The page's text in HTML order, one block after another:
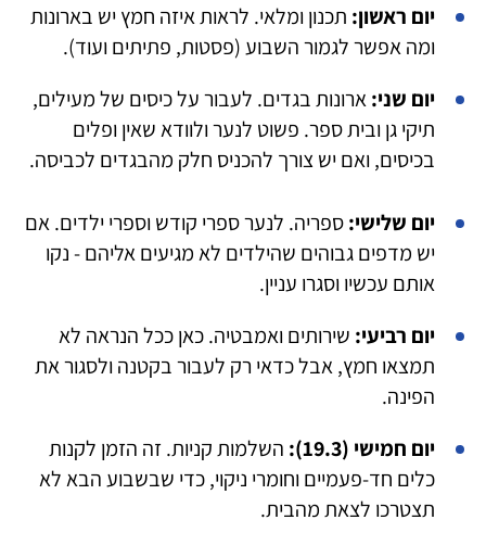
יום ראשון: תכנון ומלאי. לראות איזה חמץ יש בארונות
ומה אפשר לגמור השבוע (פסטות, פתיתים ועוד).
יום שני:ארונות בגדים. לעבור על כיסים של מעילים,
תיקי גן ובית ספר. פשוט לנער ולוודא שאין ופלים
בכיסים, ואם יש צורך להכניס חלק מהבגדים לכביסה.
יום שלישי:ספריה. לנער ספרי קודש וספרי ילדים. אם
יש מדפים גבוהים שהילדים לא מגיעים אליהם - נקו
אותם עכשיו וסגרו עניין.
יום רביעי: שירותים ואמבטיה. כאן ככל הנראה לא
תמצאו חמץ, אבל כדאי רק לעבור בקטנה ולסגור את
הפינה.
יום חמישי (19.3):
השלמות קניות. זה הזמן לקנות
כלים חד-פעמיים וחומרי ניקוי, כדי שבשבוע הבא לא
תצטרכו לצאת מהבית.